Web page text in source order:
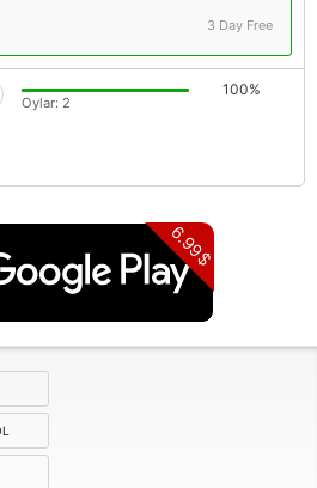
3 Day Free
100%
Oylar: 2
6.99$